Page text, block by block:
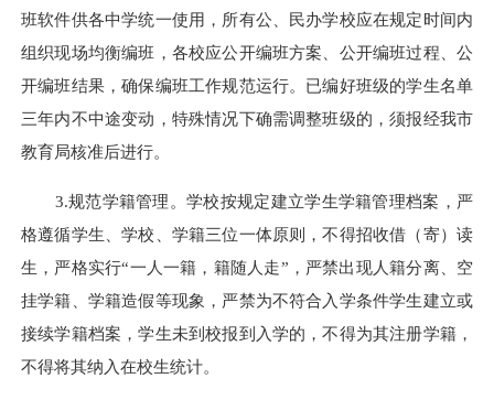
班软件供各中学统一使用，所有公、民办学校应在规定时间内
组织现场均衡编班，各校应公开编班方案、公开编班过程、公
开编班结果，确保编班工作规范运行。已编好班级的学生名单
三年内不中途变动，特殊情况下确需调整班级的，须报经我市
教育局核准后进行。
3.规范学籍管理。学校按规定建立学生学籍管理档案，严
格遵循学生、学校、学籍三位一体原则，不得招收借（寄）读
生，严格实行“一人一籍，籍随人走”，严禁出现人籍分离、空
挂学籍、学籍造假等现象，严禁为不符合入学条件学生建立或
接续学籍档案，学生未到校报到入学的，不得为其注册学籍，
不得将其纳入在校生统计。